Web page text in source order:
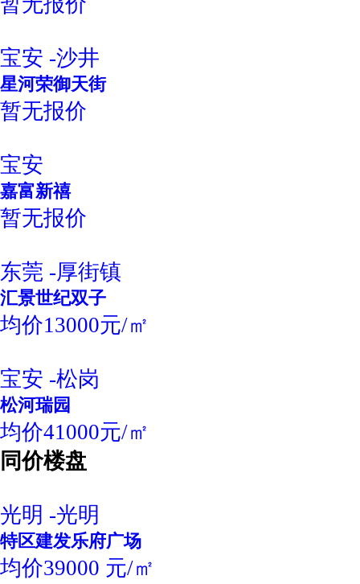
宝安 -沙井
星河荣御天街
暂无报价
宝安
嘉富新禧
暂无报价
东莞 -厚街镇
汇景世纪双子
均价13000元/㎡
宝安 -松岗
松河瑞园
均价41000元/㎡
同价楼盘
光明 -光明
特区建发乐府广场
均价39000 元/㎡